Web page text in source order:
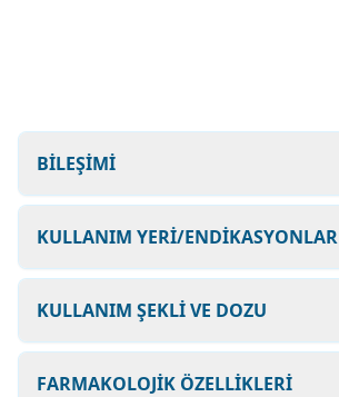
BİLEŞİMİ
KULLANIM YERİ/ENDİKASYONLAR
KULLANIM ŞEKLİ VE DOZU
FARMAKOLOJİK ÖZELLİKLERİ